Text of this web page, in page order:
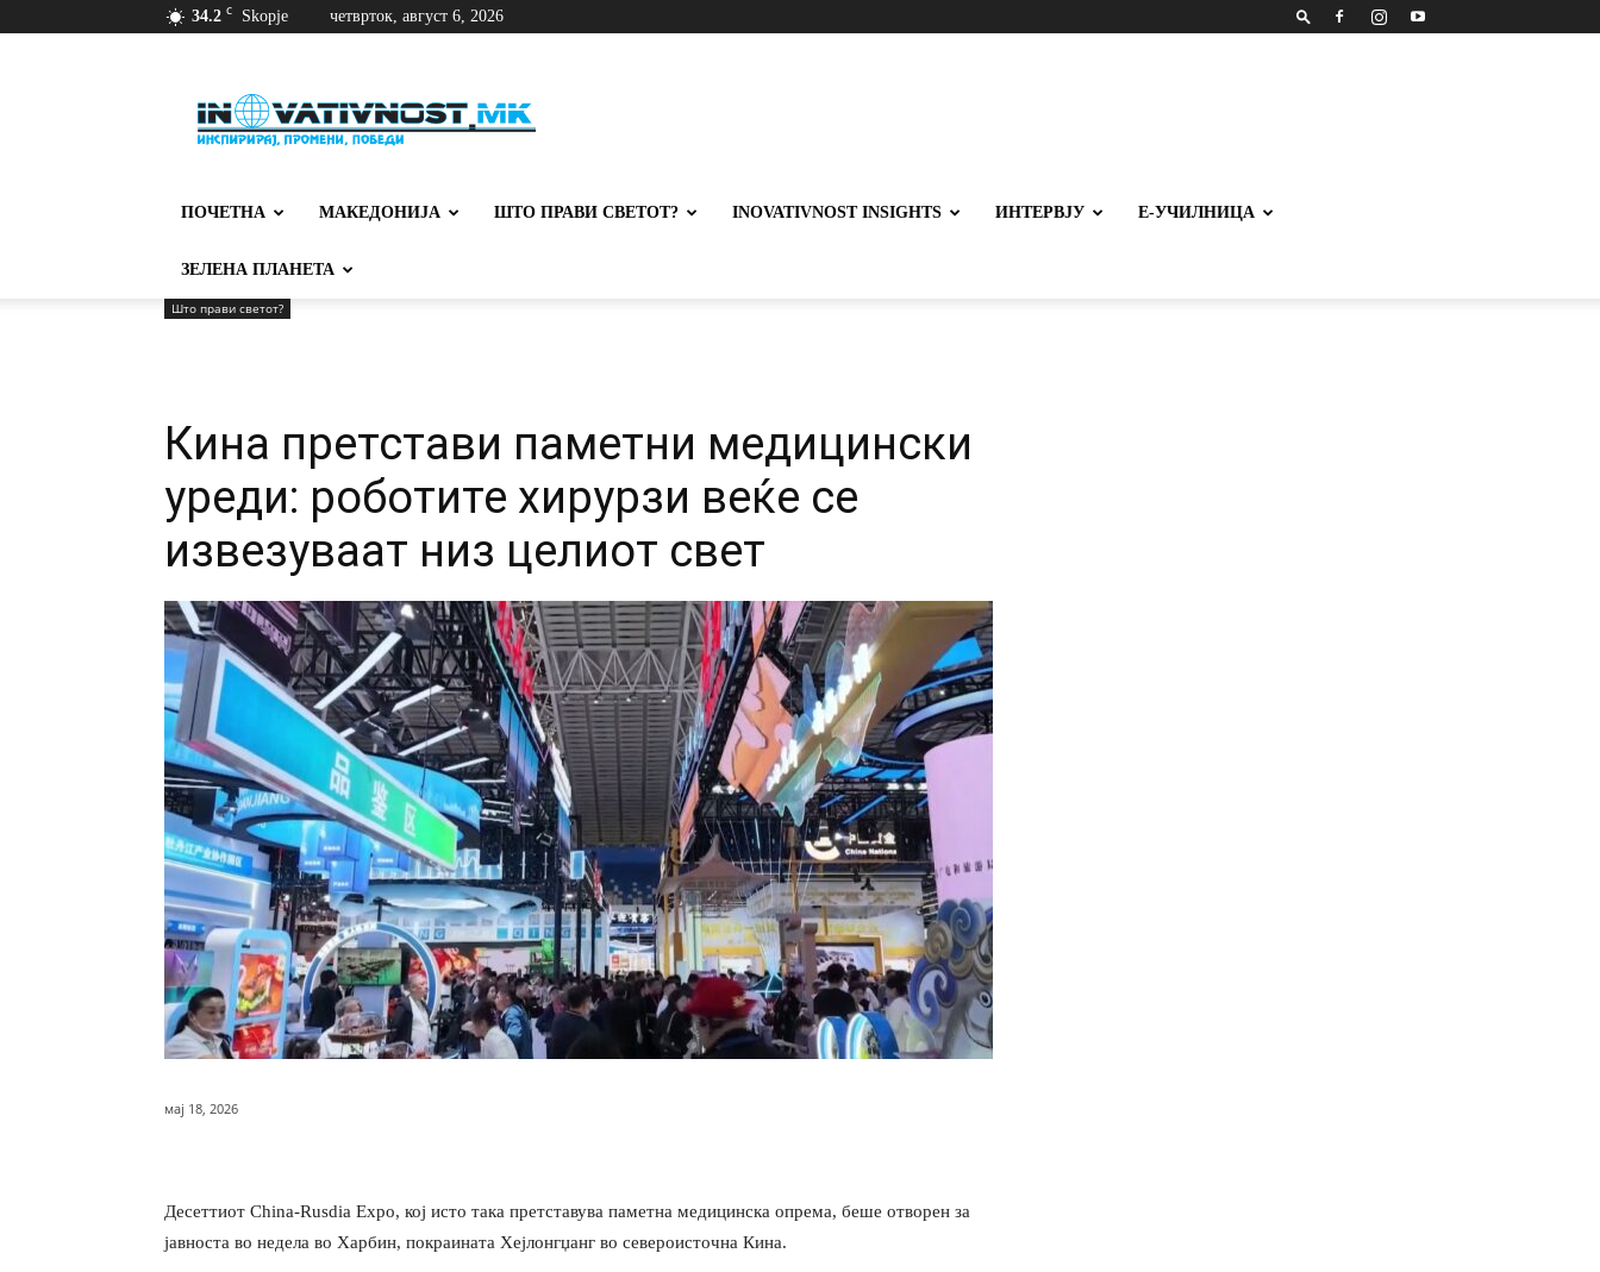
34.2 C Skopje четврток, август 6, 2026
ПОЧЕТНА МАКЕДОНИЈА ШТО ПРАВИ СВЕТОТ? INOVATIVNOST INSIGHTS ИНТЕРВЈУ Е-УЧИЛНИЦА
ЗЕЛЕНА ПЛАНЕТА
Што прави светот?
Кина претстави паметни медицински
уреди: роботите хирурзи веќе се
извезуваат низ целиот свет
мај 18, 2026
Десеттиот China-Rusdia Expo, кој исто така претставува паметна медицинска опрема, беше отворен за
јавноста во недела во Харбин, покраината Хејлонгџанг во североисточна Кина.